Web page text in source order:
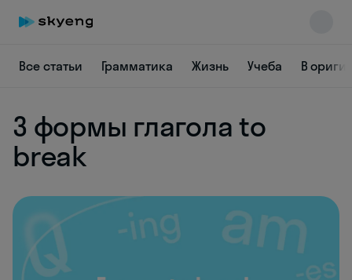
Все статьи Грамматика Жизнь Учеба В
3 формы глагола to
break
Skyeng Chat